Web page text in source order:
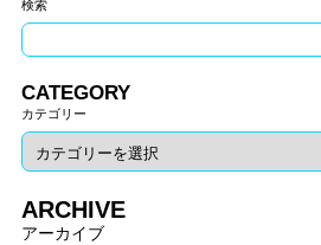
検索
CATEGORY
カテゴリー
ARCHIVE
アーカイブ